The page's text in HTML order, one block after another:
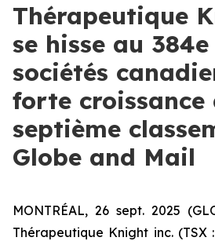
Thérapeutique
se hisse au
sociétés
forte croissance
septième
Globe and Mail
MONTRÉAL, 26 sept. 2025
Thérapeutique Knight inc. (TSX